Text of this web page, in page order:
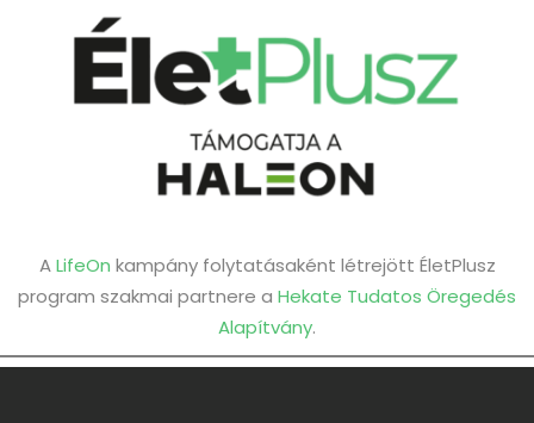
ALifeOn kampány folytatásaként létrejött ÉletPlusz
program szakmai partnere a Hekate Tudatos Öregedés
Alapítvány.